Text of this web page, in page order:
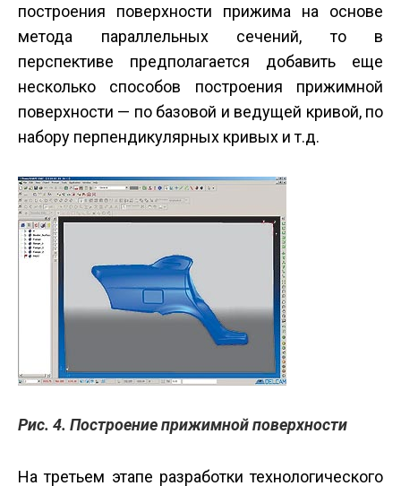
построения поверхности прижима на основе
метода параллельных сечений, то в
перспективе предполагается добавить еще
несколько способов построения прижимной
поверхности — по базовой и ведущей кривой, по
набору перпендикулярных кривых и т.д.
Рис. 4. Построение прижимной поверхности
На третьем этапе разработки технологического